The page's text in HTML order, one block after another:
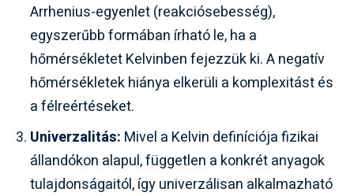
Arrhenius-egyenlet (reakciósebesség),
egyszerűbb formában írható le, ha a
hőmérsékletet Kelvinben fejezzük ki. A negatív
hőmérsékletek hiánya elkerüli a komplexitást és
a félreértéseket.
Univerzalitás: Mivel a Kelvin definíciója fizikai
állandókon alapul, független a konkrét anyagok
tulajdonságaitól, így univerzálisan alkalmazható